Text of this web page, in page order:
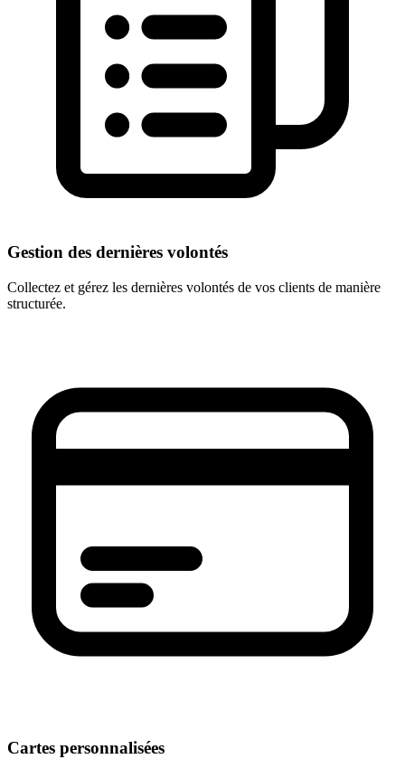
Gestion des dernières volontés
Collectez et gérez les dernières volontés de vos clients de manière
structurée.
Cartes personnalisées